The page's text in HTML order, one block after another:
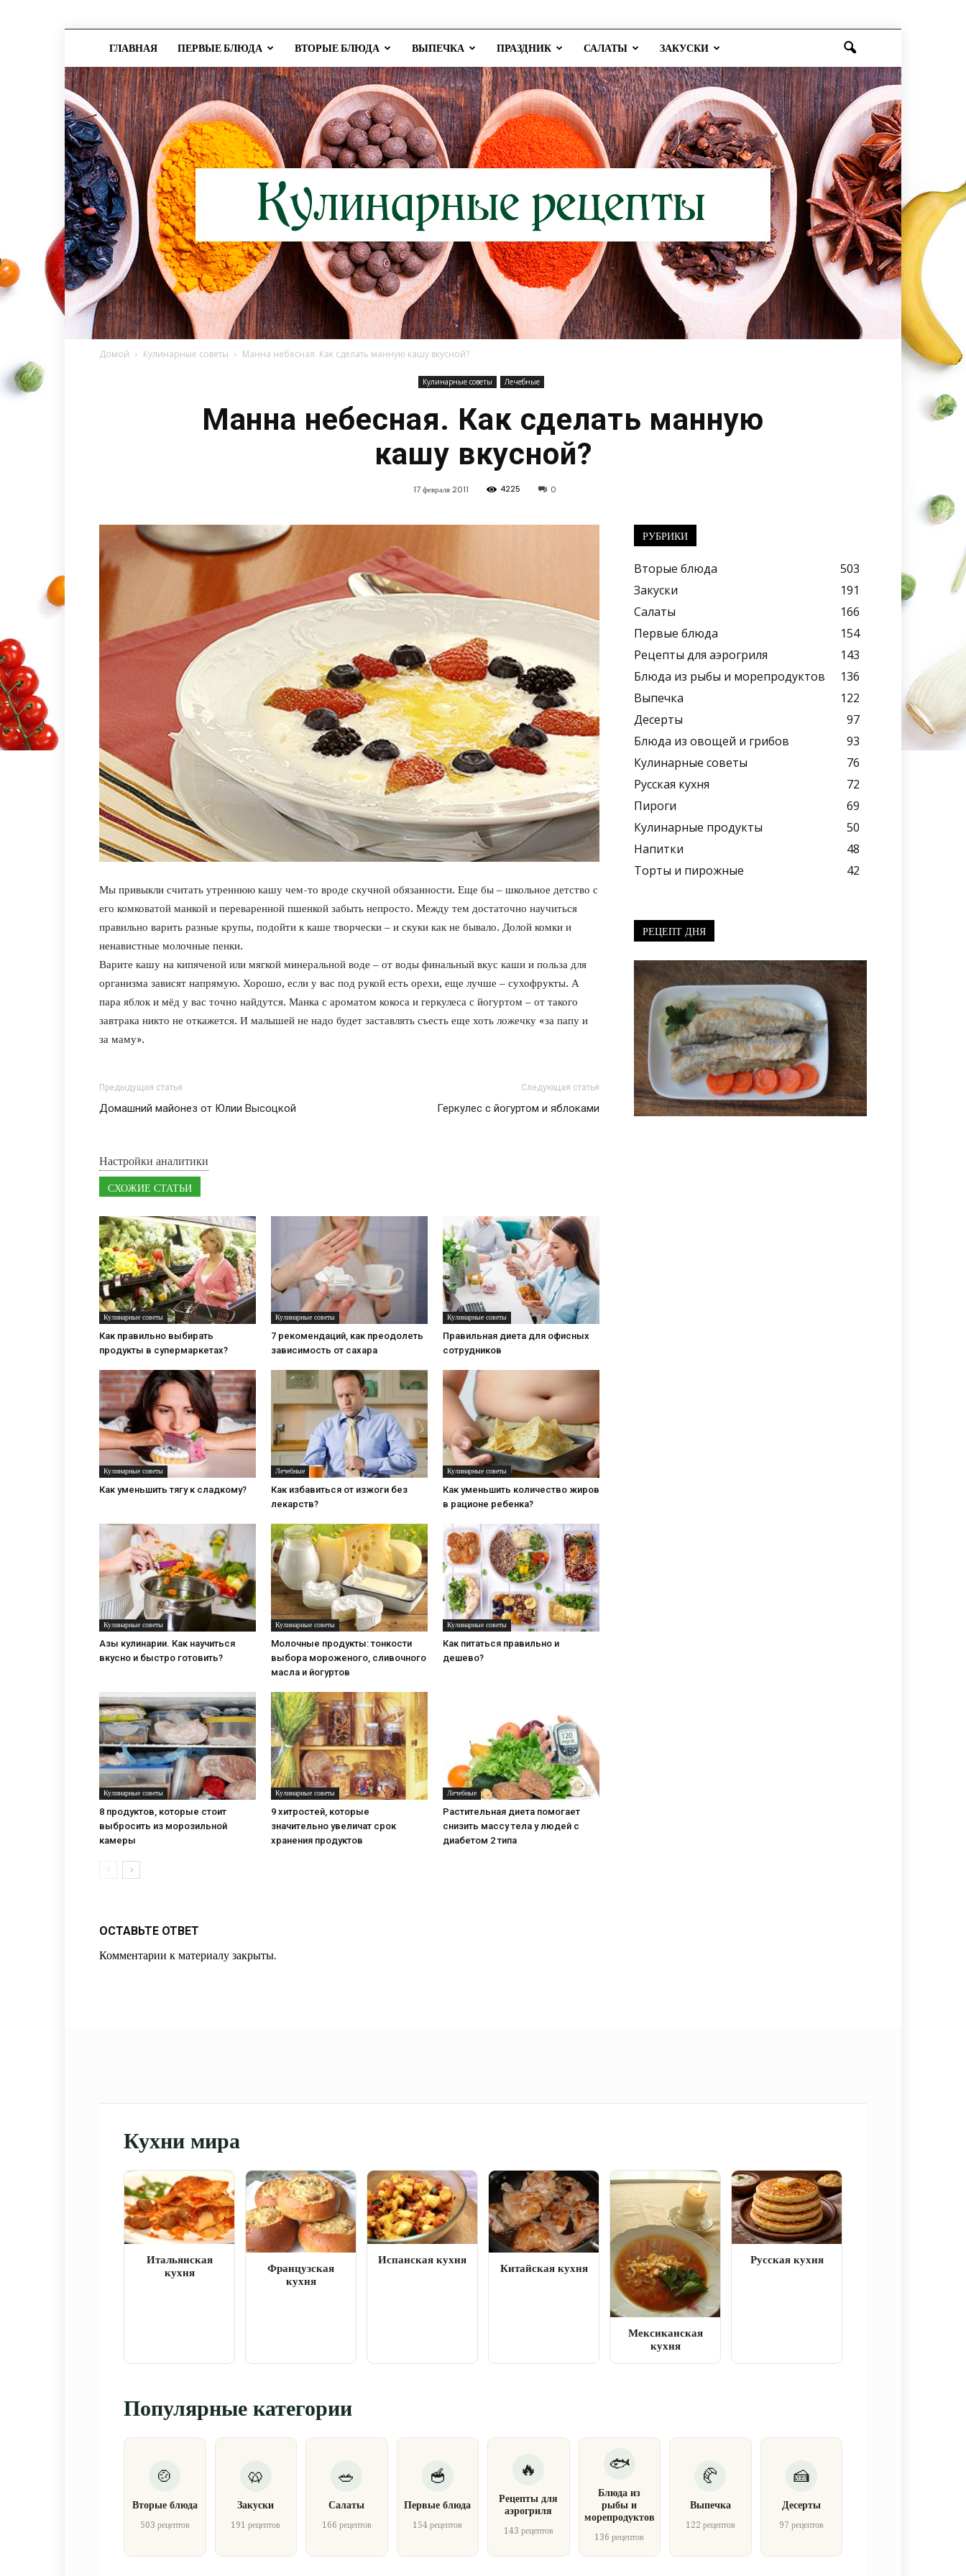
ГЛАВНАЯ ПЕРВЫЕ БЛЮДА ВТОРЫЕ БЛЮДА ВЫПЕЧКА ПРАЗДНИК САЛАТЫ ЗАКУСКИ
вкусные
блюда
+
фото
Домой Кулинарные советы Манна небесная. Как сделать манную кашу вкусной?
Кулинарные советы Лечебные
Манна небесная. Как сделать манную
кашу вкусной?
17 февраля 2011 4225 0
Мы привыкли считать утреннюю кашу чем-то вроде скучной обязанности. Еще бы – школьное детство с
его комковатой манкой и переваренной пшенкой забыть непросто. Между тем достаточно научиться
правильно варить разные крупы, подойти к каше творчески – и скуки как не бывало. Долой комки и
ненавистные молочные пенки.
Варите кашу на кипяченой или мягкой минеральной воде – от воды финальный вкус каши и польза для
организма зависят напрямую. Хорошо, если у вас под рукой есть орехи, еще лучше – сухофрукты. А
пара яблок и мёд у вас точно найдутся. Манка с ароматом кокоса и геркулеса с йогуртом – от такого
завтрака никто не откажется. И малышей не надо будет заставлять съесть еще хоть ложечку «за папу и
за маму».
Предыдущая статья
Домашний майонез от Юлии Высоцкой
Следующая статья
Геркулес с йогуртом и яблоками
Настройки аналитики
СХОЖИЕ СТАТЬИ
Кулинарные советы
Как правильно выбирать
продукты в супермаркетах?
Кулинарные советы
7 рекомендаций, как преодолеть
зависимость от сахара
Кулинарные советы
Правильная диета для офисных
сотрудников
Кулинарные советы
Как уменьшить тягу к сладкому?
Лечебные
Как избавиться от изжоги без
лекарств?
Кулинарные советы
Как уменьшить количество жиров
в рационе ребенка?
Кулинарные советы
Азы кулинарии. Как научиться
вкусно и быстро готовить?
Кулинарные советы
Молочные продукты: тонкости
выбора мороженого, сливочного
масла и йогуртов
Кулинарные советы
Как питаться правильно и
дешево?
Кулинарные советы
8 продуктов, которые стоит
выбросить из морозильной
камеры
Кулинарные советы
9 хитростей, которые
значительно увеличат срок
хранения продуктов
Лечебные
Растительная диета помогает
снизить массу тела у людей с
диабетом 2 типа
ОСТАВЬТЕ ОТВЕТ
Комментарии к материалу закрыты.
РУБРИКИ
Вторые блюда
503
Закуски
191
Салаты
166
Первые блюда
154
Рецепты для аэрогриля
143
Блюда из рыбы и морепродуктов
136
Выпечка
122
Десерты
97
Блюда из овощей и грибов
93
Кулинарные советы
76
Русская кухня
72
Пироги
69
Кулинарные продукты
50
Напитки
48
Торты и пирожные
42
РЕЦЕПТ ДНЯ
Кухни мира
Итальянская
кухня
Французская
кухня
Испанская кухня
Китайская кухня
Мексиканская
кухня
Русская кухня
Популярные категории
Вторые блюда
503 рецептов
Закуски
191 рецептов
Салаты
166 рецептов
Первые блюда
154 рецептов
Рецепты для
аэрогриля
143 рецептов
Блюда из
рыбы и
морепродуктов
136 рецептов
Выпечка
122 рецептов
Десерты
97 рецептов